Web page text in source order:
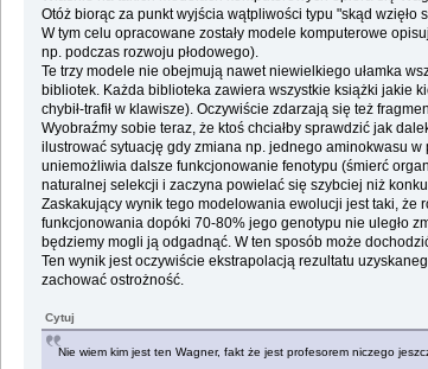
Otóż biorąc za punkt wyjścia wątpliwości typu "skąd
W tym celu opracowane zostały modele komputerowe
np. podczas rozwoju płodowego).
Te trzy modele nie obejmują nawet niewielkiego ułamka
bibliotek. Każda biblioteka zawiera wszystkie książki jakie
chybił-trafił w klawisze). Oczywiście zdarzają się też
Wyobraźmy sobie teraz, że ktoś chciałby sprawdzić jak
ilustrować sytuację gdy zmiana np. jednego aminokwasu
uniemożliwia dalsze funkcjonowanie fenotypu (śmierć
naturalnej selekcji i zaczyna powielać się szybciej niż
Zaskakujący wynik tego modelowania ewolucji jest taki, że
funkcjonowania dopóki 70-80% jego genotypu nie uległo
będziemy mogli ją odgadnąć. W ten sposób może
Ten wynik jest oczywiście ekstrapolacją rezultatu
zachować ostrożność.
Cytuj
Nie wiem kim jest ten Wagner, fakt że jest profesorem niczego